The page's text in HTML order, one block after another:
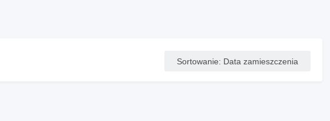
Sortowanie: Data zamieszczenia